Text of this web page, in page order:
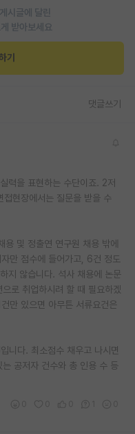
시글에 달린
받아보세요
기
댓글쓰기
력을 표현하는 수단이죠. 2저
현장에서는 질문을 받을 수
및 정출연 연구원 채용 밖에
만 점수에 들어가고, 6건 정도
지 않습니다. 석사 채용에 논문
로 취업하시려 할 때 필요하겠
만 있으면 아무튼 서류요건은
니다. 최소점수 채우고 나시면
공저자 건수와 총 인용 수 등